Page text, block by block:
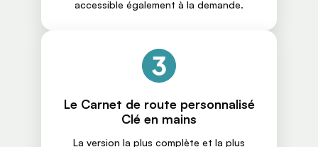
accessible également à la demande.
Le Carnet de route personnalisé
Clé en mains
La version la plus complète et la plus